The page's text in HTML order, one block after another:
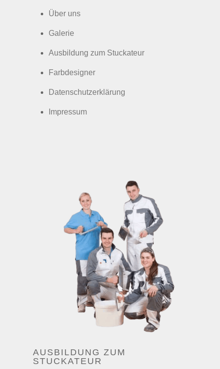
Über uns
Galerie
Ausbildung zum Stuckateur
Farbdesigner
Datenschutzerklärung
Impressum
AUSBILDUNG ZUM
STUCKATEUR